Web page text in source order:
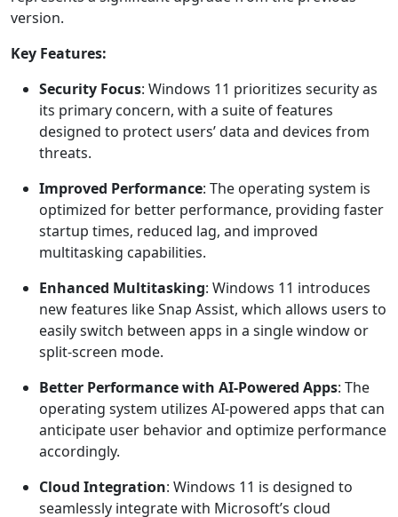
version.
Key Features:
Security Focus: Windows 11 prioritizes security as
its primary concern, with a suite of features
designed to protect users’ data and devices from
threats.
Improved Performance: The operating system is
optimized for better performance, providing faster
startup times, reduced lag, and improved
multitasking capabilities.
Enhanced Multitasking: Windows 11 introduces
new features like Snap Assist, which allows users to
easily switch between apps in a single window or
split-screen mode.
Better Performance with AI-Powered Apps: The
operating system utilizes AI-powered apps that can
anticipate user behavior and optimize performance
accordingly.
Cloud Integration: Windows 11 is designed to
seamlessly integrate with Microsoft’s cloud